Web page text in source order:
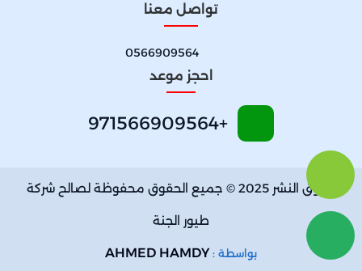
تواصل معنا
0566909564
احجز موعد
+971566909564
حقوق النشر 2025 © جميع الحقوق محفوظة لصالح شركة
طيور الجنة
بواسطة : AHMED HAMDY